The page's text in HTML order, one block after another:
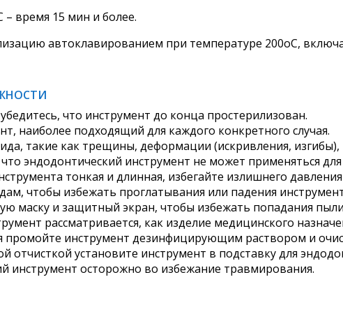
– время 15 мин и более.
автоклавированием при температуре 200оС,
что инструмент до конца простерилизован.
наиболее подходящий для каждого конкретного случая.
такие как трещины, деформации (искривления,
эндодонтический инструмент не может применяться
тонкая и длинная, избегайте излишнего
чтобы избежать проглатывания или падения
маску и защитный экран, чтобы избежать попадания
рассматривается, как изделие медицинского
промойте инструмент дезинфицирующим раствором и
отчисткой установите инструмент в подставку для
инструмент осторожно во избежание травмирования.